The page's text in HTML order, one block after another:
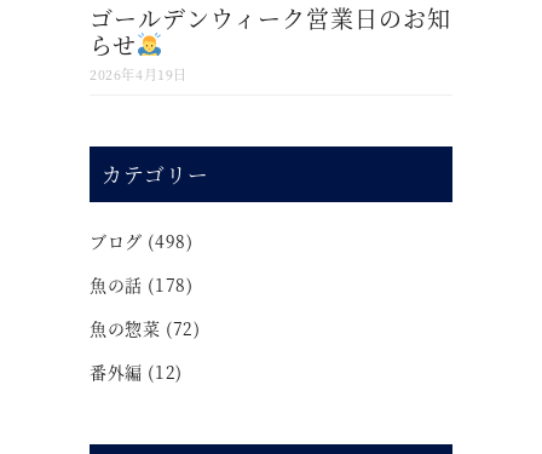
ゴールデンウィーク営業日のお知
らせ
2026年4月19日
カテゴリー
ブログ (498)
魚の話 (178)
魚の惣菜 (72)
番外編 (12)